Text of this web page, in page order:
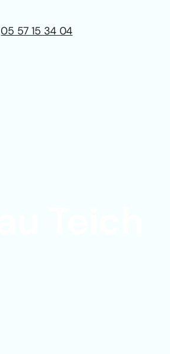
05 57 15 34 04